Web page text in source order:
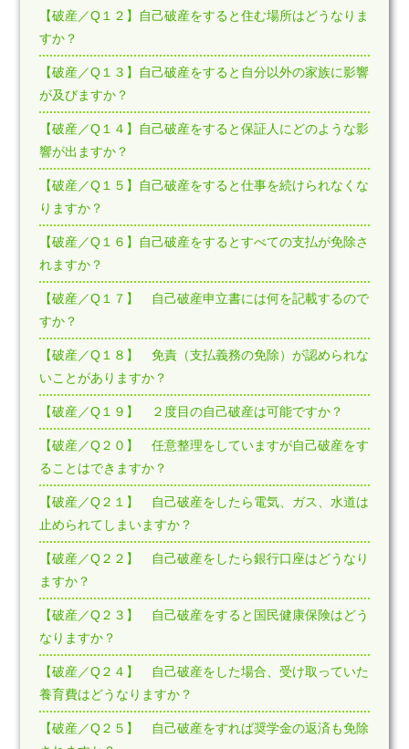
【破産／Q１２】自己破産をすると住む場所はどうなりま
すか？
【破産／Q１３】自己破産をすると自分以外の家族に影響
が及びますか？
【破産／Q１４】自己破産をすると保証人にどのような影
響が出ますか？
【破産／Q１５】自己破産をすると仕事を続けられなくな
りますか？
【破産／Q１６】自己破産をするとすべての支払が免除さ
れますか？
【破産／Q１７】 自己破産申立書には何を記載するので
すか？
【破産／Q１８】 免責（支払義務の免除）が認められな
いことがありますか？
【破産／Q１９】 ２度目の自己破産は可能ですか？
【破産／Q２０】 任意整理をしていますが自己破産をす
ることはできますか？
【破産／Q２１】 自己破産をしたら電気、ガス、水道は
止められてしまいますか？
【破産／Q２２】 自己破産をしたら銀行口座はどうなり
ますか？
【破産／Q２３】 自己破産をすると国民健康保険はどう
なりますか？
【破産／Q２４】 自己破産をした場合、受け取っていた
養育費はどうなりますか？
【破産／Q２５】 自己破産をすれば奨学金の返済も免除